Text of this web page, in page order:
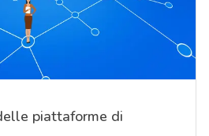
piattaforme di